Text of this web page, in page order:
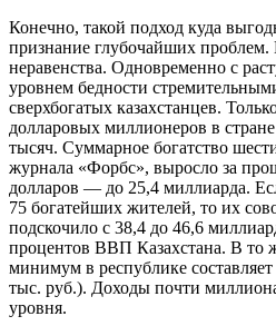
Конечно, такой подход куда
признание глубочайших
неравенства. Одновременно с
уровнем бедности
сверхбогатых казахстанцев.
долларовых миллионеров в
тысяч. Суммарное богатство
журнала «Форбс», выросло за
долларов — до 25,4 миллиарда.
75 богатейших жителей, то их
подскочило с 38,4 до 46,6
процентов ВВП Казахстана. В то
минимум в республике
тыс. руб.). Доходы почти
уровня.